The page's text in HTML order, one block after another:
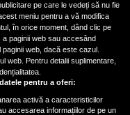
mărturisiri
relației cu Vlad
am fost îngrozită de
relație”
pe care le vedeți să nu fie
meniu pentru a vă modifica
în orice moment, dând clic pe
a paginii web sau accesând
web, dacă este cazul.
web. Pentru detalii suplimentare,
pentru a oferi:
activă a caracteristicilor
accesarea informațiilor de pe un